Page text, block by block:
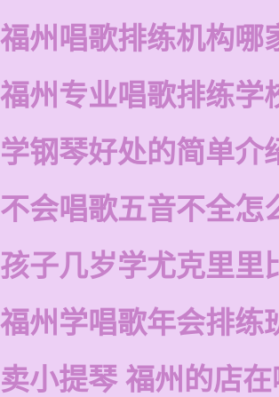
福州唱歌排练机构哪
福州专业唱歌排练学
学钢琴好处的简单介
不会唱歌五音不全怎
孩子几岁学尤克里里
福州学唱歌年会排练
卖小提琴 福州的店